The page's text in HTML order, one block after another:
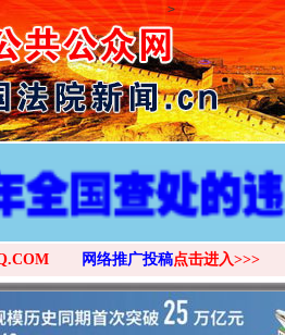
>
网络推广投稿点击进入>>>